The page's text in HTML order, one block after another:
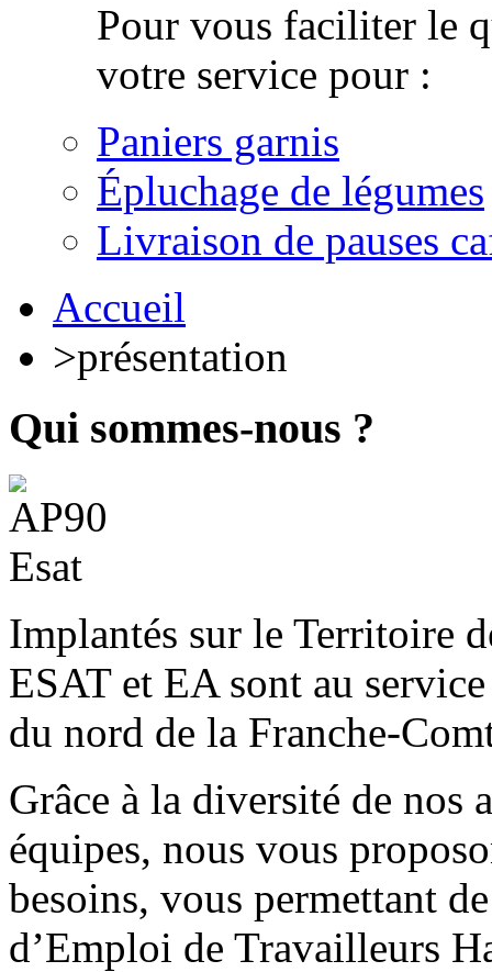
Pour vous faciliter le
votre service pour :
Paniers garnis
Épluchage de légumes
Livraison de pauses
Accueil
>présentation
Qui sommes-nous ?
Implantés sur le Territoire
ESAT et EA sont au
du nord de la Franche-
Grâce à la diversité de nos
équipes, nous vous
besoins, vous permettant
d’Emploi de Travailleurs